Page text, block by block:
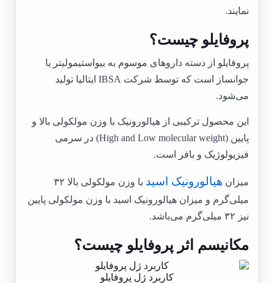
نمایند.
پروفایلو چیست؟
پروفایلو از دسته داروهای موسوم به بیواستیمولیتر یا
جوانساز است که توسط شرکت IBSA ایتالیا تولید
می‌شود.
این محصول ترکیبی از هیالورونیک با وزن مولکولی بالا و
پایین (High and Low molecular weight) در سرمی
فیزیولوژیک و بافر است.
میزان هیالورونیک اسید
با وزن مولکولی بالا ۳۲
میلی‌گرم و میزان هیالورونیک اسید با وزن مولکولی پایین
نیز ۳۲ میلی‌گرم می‌باشد.
مکانیسم اثر پروفایلو چیست؟
کاربرد ژل پروفایلو